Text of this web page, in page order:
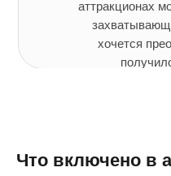
аттракционах
хочется
Что включено в